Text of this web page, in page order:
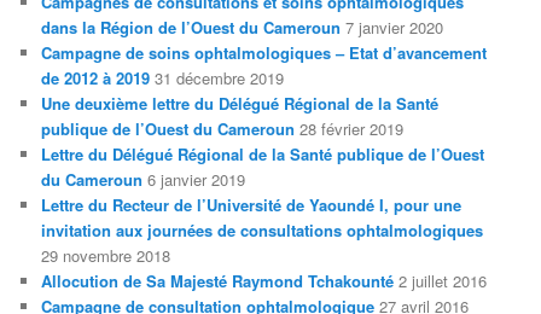
dans la Région de l’Ouest du Cameroun 7 janvier 2020
Campagne de soins ophtalmologiques – Etat d’avancement
de 2012 à 2019 31 décembre 2019
Une deuxième lettre du Délégué Régional de la Santé
publique de l’Ouest du Cameroun 28 février 2019
Lettre du Délégué Régional de la Santé publique de l’Ouest
du Cameroun 6 janvier 2019
Lettre du Recteur de l’Université de Yaoundé I, pour une
invitation aux journées de consultations ophtalmologiques
29 novembre 2018
Allocution de Sa Majesté Raymond Tchakounté 2 juillet 2016
Campagne de consultation ophtalmologique 27 avril 2016